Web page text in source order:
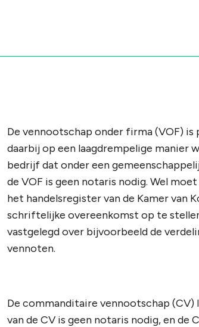
De vennootschap onder firma (VOF)
daarbij op een laagdrempelige manier
bedrijf dat onder een
de VOF is geen notaris nodig. Wel
het handelsregister van de Kamer van
schriftelijke overeenkomst op te
vastgelegd over bijvoorbeeld de
vennoten.
De commanditaire vennootschap
van de CV is geen notaris nodig, en